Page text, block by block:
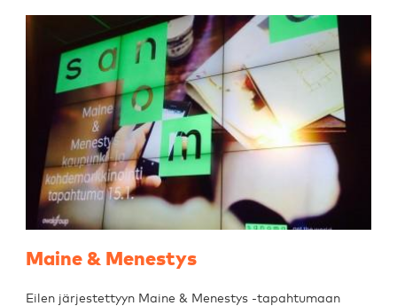
Maine & Menestys
Eilen järjestettyyn Maine & Menestys -tapahtumaan